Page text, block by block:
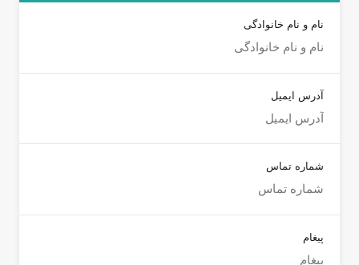
نام و نام خانوادگی
آدرس ایمیل
شماره تماس
پیغام